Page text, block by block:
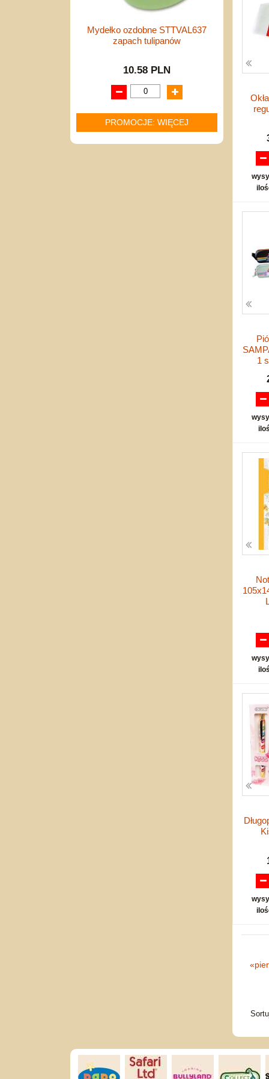
Mydełko ozdobne STTVAL637
zapach tulipanów
10.58 PLN
PROMOCJE: WIĘCEJ
1
«